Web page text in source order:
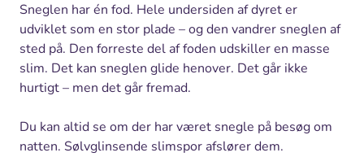
Sneglen har én fod. Hele undersiden af dyret er
udviklet som en stor plade – og den vandrer sneglen af
sted på. Den forreste del af foden udskiller en masse
slim. Det kan sneglen glide henover. Det går ikke
hurtigt – men det går fremad.
Du kan altid se om der har været snegle på besøg om
natten. Sølvglinsende slimspor afslører dem.